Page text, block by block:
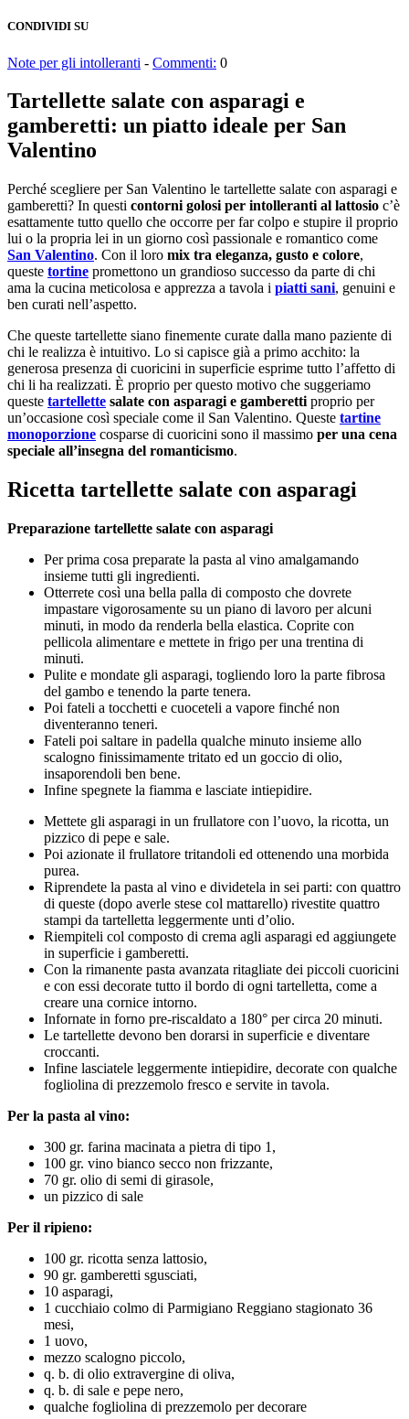
CONDIVIDI SU
Note per gli intolleranti - Commenti: 0
Tartellette salate con asparagi e
gamberetti: un piatto ideale per San
Valentino
Perché scegliere per San Valentino le tartellette salate con asparagi e
gamberetti? In questi contorni golosi per intolleranti al lattosio c’è
esattamente tutto quello che occorre per far colpo e stupire il proprio
lui o la propria lei in un giorno così passionale e romantico come
San Valentino. Con il loro mix tra eleganza, gusto e colore,
queste tortine promettono un grandioso successo da parte di chi
ama la cucina meticolosa e apprezza a tavola i piatti sani, genuini e
ben curati nell’aspetto.
Che queste tartellette siano finemente curate dalla mano paziente di
chi le realizza è intuitivo. Lo si capisce già a primo acchito: la
generosa presenza di cuoricini in superficie esprime tutto l’affetto di
chi li ha realizzati. È proprio per questo motivo che suggeriamo
queste tartellette salate con asparagi e gamberetti proprio per
un’occasione così speciale come il San Valentino. Queste tartine
monoporzione cosparse di cuoricini sono il massimo per una cena
speciale all’insegna del romanticismo.
Ricetta tartellette salate con asparagi
Preparazione tartellette salate con asparagi
Per prima cosa preparate la pasta al vino amalgamando
insieme tutti gli ingredienti.
Otterrete così una bella palla di composto che dovrete
impastare vigorosamente su un piano di lavoro per alcuni
minuti, in modo da renderla bella elastica. Coprite con
pellicola alimentare e mettete in frigo per una trentina di
minuti.
Pulite e mondate gli asparagi, togliendo loro la parte fibrosa
del gambo e tenendo la parte tenera.
Poi fateli a tocchetti e cuoceteli a vapore finché non
diventeranno teneri.
Fateli poi saltare in padella qualche minuto insieme allo
scalogno finissimamente tritato ed un goccio di olio,
insaporendoli ben bene.
Infine spegnete la fiamma e lasciate intiepidire.
Mettete gli asparagi in un frullatore con l’uovo, la ricotta, un
pizzico di pepe e sale.
Poi azionate il frullatore tritandoli ed ottenendo una morbida
purea.
Riprendete la pasta al vino e dividetela in sei parti: con quattro
di queste (dopo averle stese col mattarello) rivestite quattro
stampi da tartelletta leggermente unti d’olio.
Riempiteli col composto di crema agli asparagi ed aggiungete
in superficie i gamberetti.
Con la rimanente pasta avanzata ritagliate dei piccoli cuoricini
e con essi decorate tutto il bordo di ogni tartelletta, come a
creare una cornice intorno.
Infornate in forno pre-riscaldato a 180° per circa 20 minuti.
Le tartellette devono ben dorarsi in superficie e diventare
croccanti.
Infine lasciatele leggermente intiepidire, decorate con qualche
fogliolina di prezzemolo fresco e servite in tavola.
Per la pasta al vino:
300 gr. farina macinata a pietra di tipo 1,
100 gr. vino bianco secco non frizzante,
70 gr. olio di semi di girasole,
un pizzico di sale
Per il ripieno:
100 gr. ricotta senza lattosio,
90 gr. gamberetti sgusciati,
10 asparagi,
1 cucchiaio colmo di Parmigiano Reggiano stagionato 36
mesi,
1 uovo,
mezzo scalogno piccolo,
q. b. di olio extravergine di oliva,
q. b. di sale e pepe nero,
qualche fogliolina di prezzemolo per decorare